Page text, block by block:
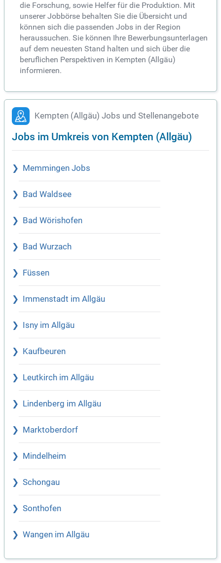
die Forschung, sowie Helfer für die Produktion. Mit
unserer Jobbörse behalten Sie die Übersicht und
können sich die passenden Jobs in der Region
heraussuchen. Sie können Ihre Bewerbungsunterlagen
auf dem neuesten Stand halten und sich über die
beruflichen Perspektiven in Kempten (Allgäu)
informieren.
Kempten (Allgäu) Jobs und Stellenangebote
Jobs im Umkreis von Kempten (Allgäu)
Memmingen Jobs
Bad Waldsee
Bad Wörishofen
Bad Wurzach
Füssen
Immenstadt im Allgäu
Isny im Allgäu
Kaufbeuren
Leutkirch im Allgäu
Lindenberg im Allgäu
Marktoberdorf
Mindelheim
Schongau
Sonthofen
Wangen im Allgäu